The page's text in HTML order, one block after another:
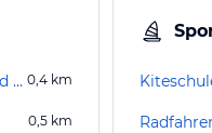
Darßer Bernsteinmuseum und Heimatgalerie Prerow 0,4 km
0,5 km